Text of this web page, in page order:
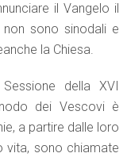
il Vangelo il
sono sinodali e
la Chiesa.
della XVI
dei Vescovi è
a partire dalle loro
vita, sono chiamate